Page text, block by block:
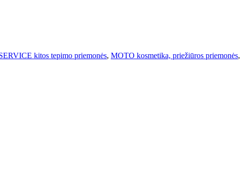
kitos tepimo priemonės, MOTO kosmetika, priežiūros priemonės,